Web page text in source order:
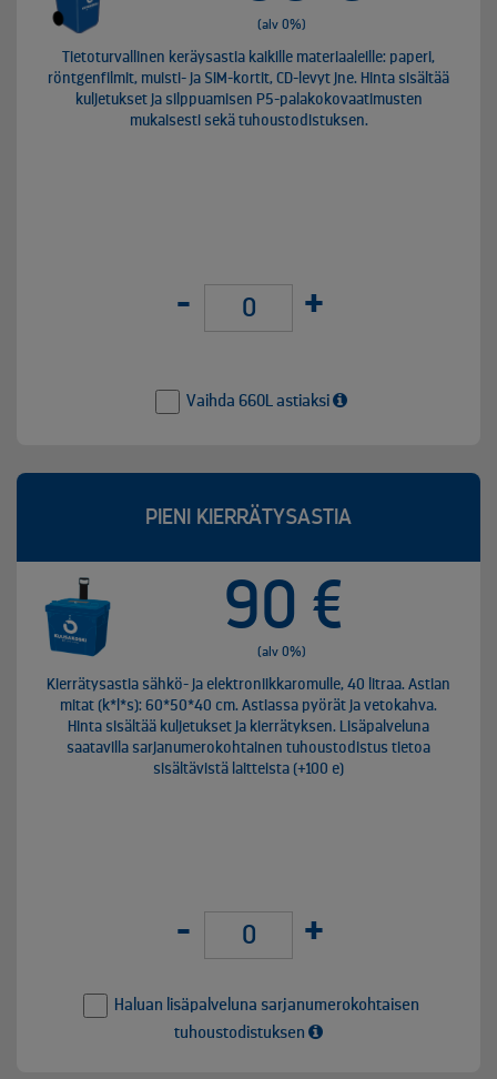
(alv 0%)
Tietoturvallinen keräysastia kaikille materiaaleille: paperi,
röntgenfilmit, muisti- ja SIM-kortit, CD-levyt jne. Hinta sisältää
kuljetukset ja silppuamisen P5-palakokovaatimusten
mukaisesti sekä tuhoustodistuksen.
- +
Vaihda 660L astiaksi
PIENI KIERRÄTYSASTIA
90 €
(alv 0%)
Kierrätysastia sähkö- ja elektroniikkaromulle, 40 litraa. Astian
mitat (k*l*s): 60*50*40 cm. Astiassa pyörät ja vetokahva.
Hinta sisältää kuljetukset ja kierrätyksen. Lisäpalveluna
saatavilla sarjanumerokohtainen tuhoustodistus tietoa
sisältävistä laitteista (+100 e)
- +
Haluan lisäpalveluna sarjanumerokohtaisen
tuhoustodistuksen